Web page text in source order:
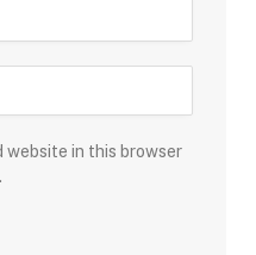
website in this browser